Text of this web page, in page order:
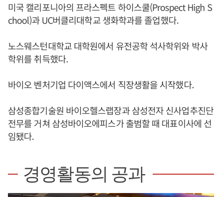
미국 캘리포니아의 프라스펙트 하이스쿨(Prospect High S
chool)과 UC버클리대학교 생화학과를 졸업했다.
노스웨스턴대학교 대학원에서 유전공학 석사학위와 박사
학위를 취득했다.
바이오 벤처기업 다이액스에서 직장생활을 시작했다.
삼성종합기술원 바이오헬스랩장과 삼성전자 신사업추진단
전무를 거쳐 삼성바이오에피스가 출범할 때 대표이사에 선
임됐다.
경영활동의 공과